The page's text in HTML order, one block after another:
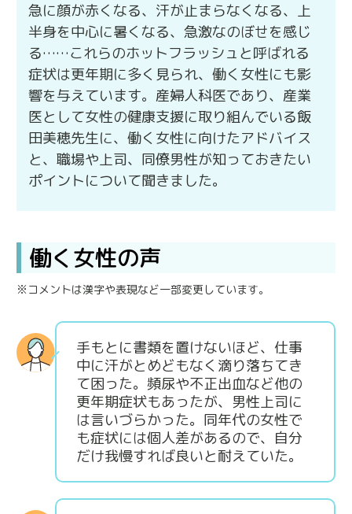
急に顔が赤くなる、汗が止まらなくなる、上
半身を中心に暑くなる、急激なのぼせを感じ
る……これらのホットフラッシュと呼ばれる
症状は更年期に多く見られ、働く女性にも影
響を与えています。産婦人科医であり、産業
医として女性の健康支援に取り組んでいる飯
田美穂先生に、働く女性に向けたアドバイス
と、職場や上司、同僚男性が知っておきたい
ポイントについて聞きました。
働く女性の声
※コメントは漢字や表現など一部変更しています。
手もとに書類を置けないほど、仕事
中に汗がとめどもなく滴り落ちてき
て困った。頻尿や不正出血など他の
更年期症状もあったが、男性上司に
は言いづらかった。同年代の女性で
も症状には個人差があるので、自分
だけ我慢すれば良いと耐えていた。